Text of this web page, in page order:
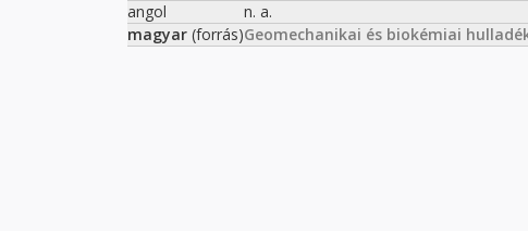
angol
n. a.
magyar (forrás)Geomechanikai és biokémiai